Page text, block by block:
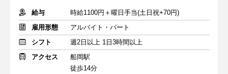
給与
時給1100円＋曜日手当(土日祝+70円)
雇用形態
アルバイト・パート
シフト
週2日以上 1日3時間以上
アクセス
船岡駅
徒歩14分